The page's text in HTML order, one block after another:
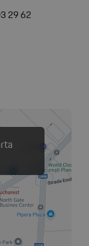
29 62